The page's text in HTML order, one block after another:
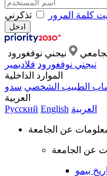
كلمة المرور تذكرني
نيجني نوفغورود
نيجني نوفغورود فلاديمير
الموارد الداخلية
الطبيب الشخصي سدو
العربية
Русский English العربية
عن الجامعة
عن الجامعة
بيمو